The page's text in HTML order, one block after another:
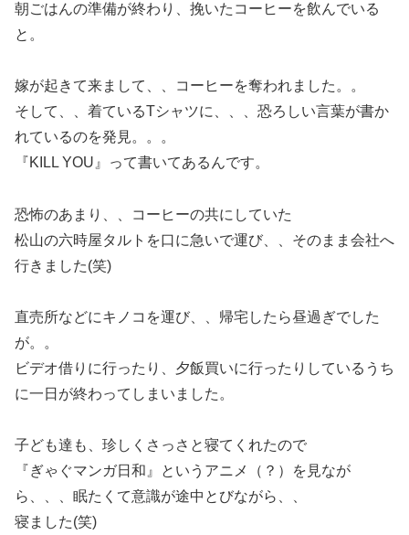
朝ごはんの準備が終わり、挽いたコーヒーを飲んでいる
と。
嫁が起きて来まして、、コーヒーを奪われました。。
そして、、着ているTシャツに、、、恐ろしい言葉が書か
れているのを発見。。。
『KILL YOU』って書いてあるんです。
恐怖のあまり、、コーヒーの共にしていた
松山の六時屋タルトを口に急いで運び、、そのまま会社へ
行きました(笑)
直売所などにキノコを運び、、帰宅したら昼過ぎでした
が。。
ビデオ借りに行ったり、夕飯買いに行ったりしているうち
に一日が終わってしまいました。
子ども達も、珍しくさっさと寝てくれたので
『ぎゃぐマンガ日和』というアニメ（？）を見なが
ら、、、眠たくて意識が途中とびながら、、
寝ました(笑)